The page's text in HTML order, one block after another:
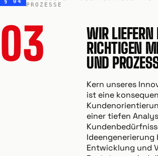
§ 04
PROZESSE
03
WIR LIEFERN
RICHTIGEN
UND
Kern unseres
ist eine
einer tiefen
Ideengenerierung
Entwicklung und